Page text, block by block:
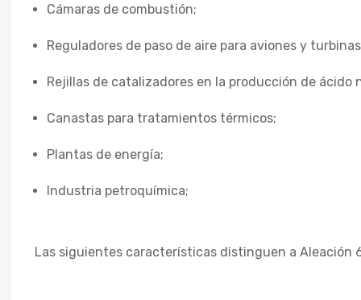
Cámaras de combustión;
Reguladores de paso de aire para aviones y
Rejillas de catalizadores en la producción de ácido
Canastas para tratamientos térmicos;
Plantas de energía;
Industria petroquímica;
Las siguientes características distinguen a Aleación